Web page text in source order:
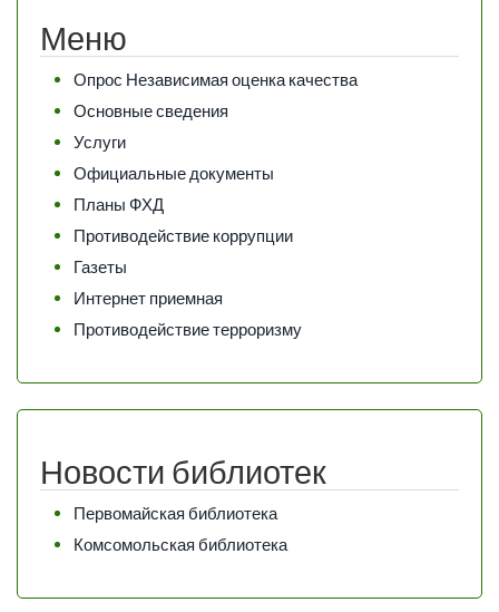
Меню
Опрос Независимая оценка качества
Основные сведения
Услуги
Официальные документы
Планы ФХД
Противодействие коррупции
Газеты
Интернет приемная
Противодействие терроризму
Новости библиотек
Первомайская библиотека
Комсомольская библиотека